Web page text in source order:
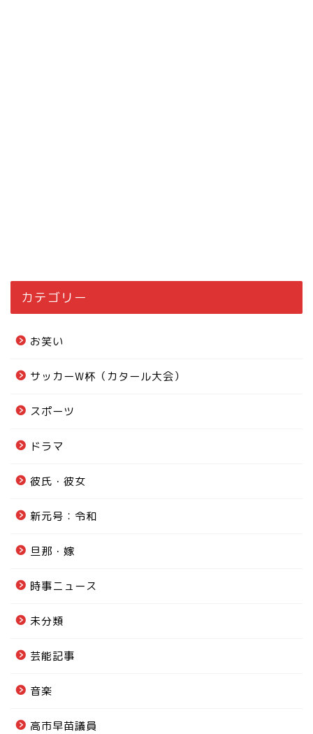
カテゴリー
お笑い
サッカーW杯（カタール大会）
スポーツ
ドラマ
彼氏・彼女
新元号：令和
旦那・嫁
時事ニュース
未分類
芸能記事
音楽
高市早苗議員